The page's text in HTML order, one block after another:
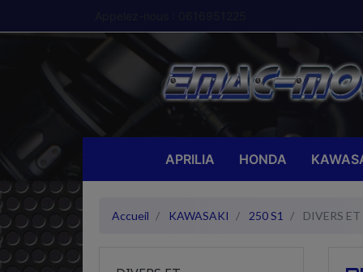
APRILIA HONDA
Accueil KAWASAKI 250 S1 DIVERS